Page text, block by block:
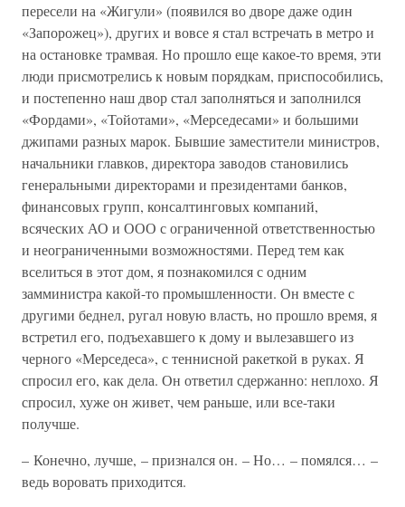
пересели на «Жигули» (появился во дворе даже один
«Запорожец»), других и вовсе я стал встречать в метро и
на остановке трамвая. Но прошло еще какое-то время, эти
люди присмотрелись к новым порядкам, приспособились,
и постепенно наш двор стал заполняться и заполнился
«Фордами», «Тойотами», «Мерседесами» и большими
джипами разных марок. Бывшие заместители министров,
начальники главков, директора заводов становились
генеральными директорами и президентами банков,
финансовых групп, консалтинговых компаний,
всяческих АО и ООО с ограниченной ответственностью
и неограниченными возможностями. Перед тем как
вселиться в этот дом, я познакомился с одним
замминистра какой-то промышленности. Он вместе с
другими беднел, ругал новую власть, но прошло время, я
встретил его, подъехавшего к дому и вылезавшего из
черного «Мерседеса», с теннисной ракеткой в руках. Я
спросил его, как дела. Он ответил сдержанно: неплохо. Я
спросил, хуже он живет, чем раньше, или все-таки
получше.
– Конечно, лучше, – признался он. – Но… – помялся… –
ведь воровать приходится.